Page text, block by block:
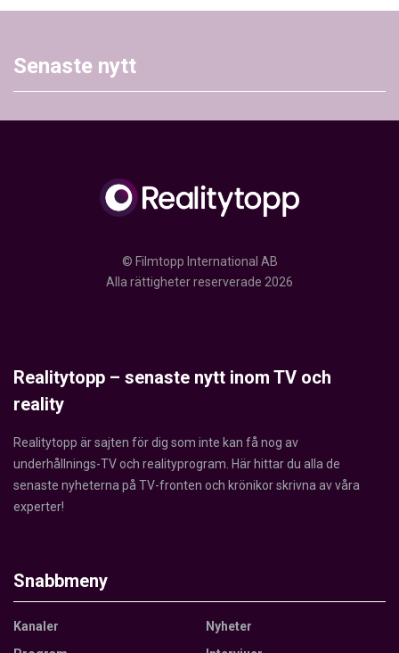
Senaste nytt
© Filmtopp International AB
Alla rättigheter reserverade 2026
Realitytopp – senaste nytt inom TV och
reality
Realitytopp är sajten för dig som inte kan få nog av
underhållnings-TV och realityprogram. Här hittar du alla de
senaste nyheterna på TV-fronten och krönikor skrivna av våra
experter!
Snabbmeny
Kanaler
Nyheter